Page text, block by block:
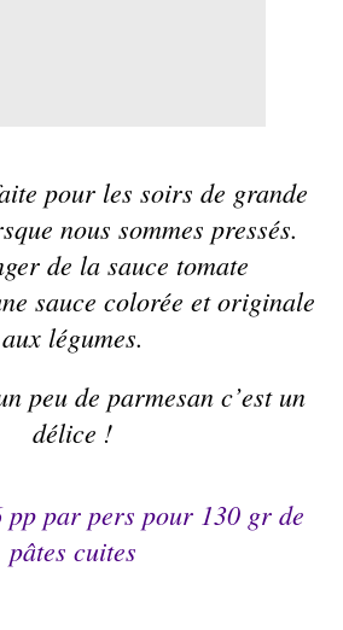
pour les soirs de grande
nous sommes pressés.
de la sauce tomate
sauce colorée et originale
aux légumes.
peu de parmesan c’est un
délice !
pppar pers pour 130 gr de
pâtes cuites